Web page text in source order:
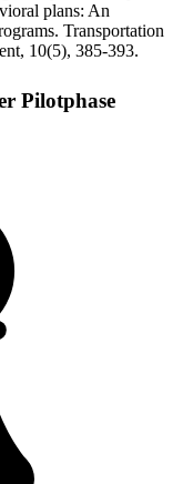
plans: An
Transportation
10(5), 385-393.
Pilotphase